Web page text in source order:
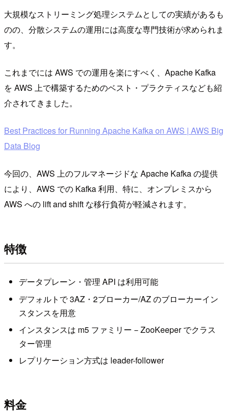
大規模なストリーミング処理システムとしての実績があるも
のの、分散システムの運用には高度な専門技術が求められま
す。
これまでには AWS での運用を楽にすべく、Apache Kafka
を AWS 上で構築するためのベスト・プラクティスなども紹
介されてきました。
Best Practices for Running Apache Kafka on AWS | AWS Big
Data Blog
今回の、AWS 上のフルマネージドな Apache Kafka の提供
により、AWS での Kafka 利用、特に、オンプレミスから
AWS への lift and shift な移行負荷が軽減されます。
特徴
データプレーン・管理 API は利用可能
デフォルトで 3AZ・2ブローカー/AZ のブローカーイン
スタンスを用意
インスタンスは m5 ファミリー − ZooKeeper でクラス
ター管理
レプリケーション方式は leader-follower
料金